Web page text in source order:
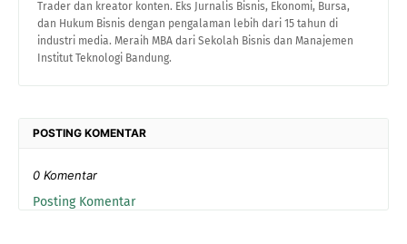
Trader dan kreator konten. Eks Jurnalis Bisnis, Ekonomi, Bursa,
dan Hukum Bisnis dengan pengalaman lebih dari 15 tahun di
industri media. Meraih MBA dari Sekolah Bisnis dan Manajemen
Institut Teknologi Bandung.
POSTING KOMENTAR
0 Komentar
Posting Komentar